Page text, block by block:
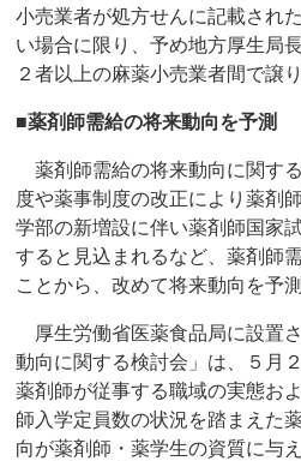
小売業者が処方せんに記載され
い場合に限り、予め地方厚生局
２者以上の麻薬小売業者間で譲
■薬剤師需給の将来動向を予測
薬剤師需給の将来動向に関す
度や薬事制度の改正により薬剤
学部の新増設に伴い薬剤師国家
すると見込まれるなど、薬剤師
ことから、改めて将来動向を予
厚生労働省医薬食品局に設置
動向に関する検討会」は、５月
薬剤師が従事する職域の実態お
師入学定員数の状況を踏まえた
向が薬剤師・薬学生の資質に